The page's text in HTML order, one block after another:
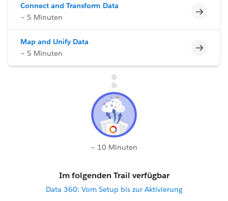
Connect and Transform Data
~ 5 Minuten
Map and Unify Data
~ 5 Minuten
~ 10 Minuten
Im folgenden Trail verfügbar
Data 360: Vom Setup bis zur Aktivierung